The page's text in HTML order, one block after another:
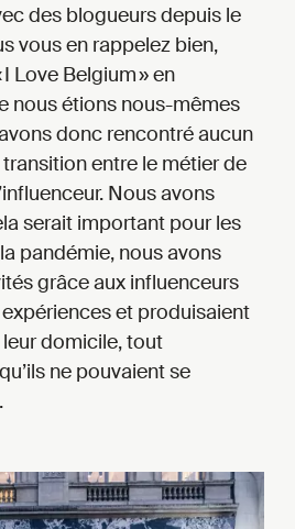
des blogueurs depuis le
vous en rappelez bien,
Love Belgium » en
nous étions nous-mêmes
donc rencontré aucun
entre le métier de
Nous avons
serait important pour les
pandémie, nous avons
grâce aux influenceurs
et produisaient
domicile, tout
ne pouvaient se